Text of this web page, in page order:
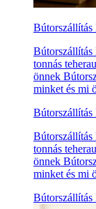
Bútorszállítás
Bútorszállítás
tonnás
önnek
minket és mi
Bútorszállítás
Bútorszállítás
tonnás
önnek
minket és mi
Bútorszállítás